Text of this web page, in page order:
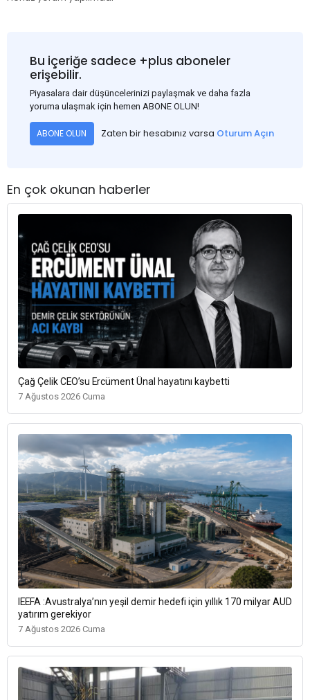
Bu içeriğe sadece +plus aboneler
erişebilir.
Piyasalara dair düşüncelerinizi paylaşmak ve daha fazla
yoruma ulaşmak için hemen ABONE OLUN!
ABONE OLUN Zaten bir hesabınız varsa Oturum Açın
En çok okunan haberler
Çağ Çelik CEO’su Ercüment Ünal hayatını kaybetti
7 Ağustos 2026 Cuma
IEEFA :Avustralya’nın yeşil demir hedefi için yıllık 170 milyar AUD
yatırım gerekiyor
7 Ağustos 2026 Cuma